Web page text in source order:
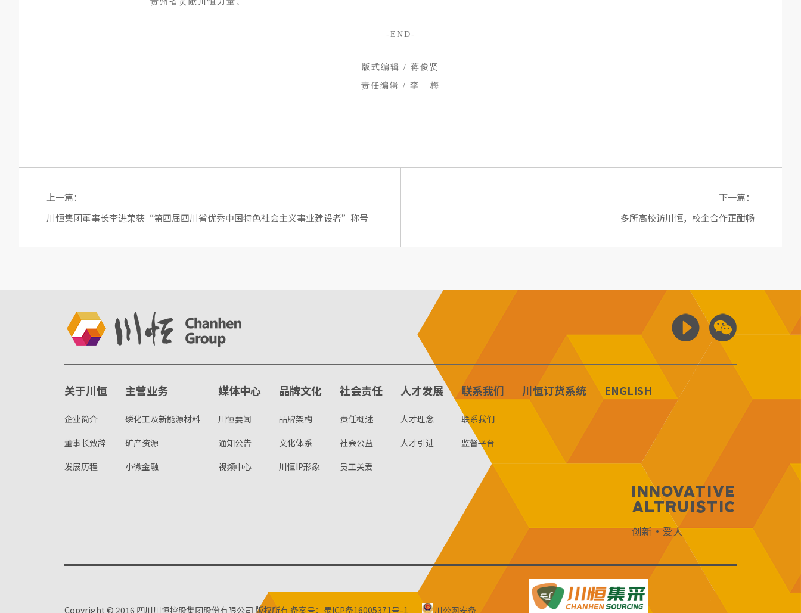
-END-
版式编辑 / 蒋俊贤
责任编辑 / 李 梅
上一篇：
川恒集团董事长李进荣获“第四届四川省优秀中国特色社会主义事业建设者”称号
下一篇：
多所高校访川恒，校企合作正酣畅
关于川恒
企业简介
董事长致辞
发展历程
主营业务
磷化工及新能源材料
矿产资源
小微金融
媒体中心
川恒要闻
通知公告
视频中心
品牌文化
品牌架构
文化体系
川恒IP形象
社会责任
责任概述
社会公益
员工关爱
人才发展
人才理念
人才引进
联系我们
联系我们
监督平台
川恒订货系统 ENGLISH
Innovative
Altruistic
创新·爱人
Copyright © 2016 四川川恒控股集团股份有限公司 版权所有 备案号：蜀ICP备16005371号-1 川公网安备